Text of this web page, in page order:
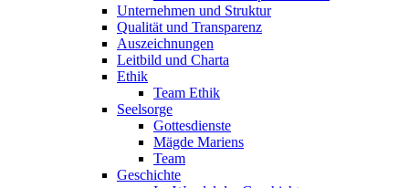
Unternehmen und Struktur
Qualität und Transparenz
Auszeichnungen
Leitbild und Charta
Ethik
Team Ethik
Seelsorge
Gottesdienste
Mägde Mariens
Team
Geschichte